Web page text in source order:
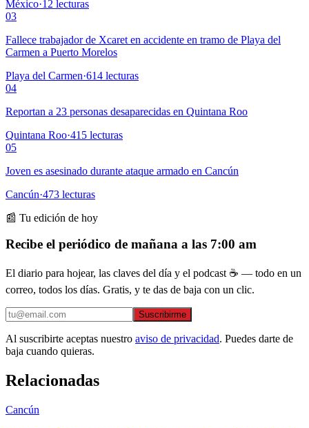
México·12 lecturas
03
Fallece trabajador de Xcaret en accidente en tramo de Playa del
Carmen a Puerto Morelos
Playa del Carmen·614 lecturas
04
Reportan a 23 personas desaparecidas en Quintana Roo
Quintana Roo·415 lecturas
05
Joven es asesinado durante ataque armado en Cancún
Cancún·473 lecturas
📰 Tu edición de hoy
Recibe el periódico de mañana a las 7:00 am
El diario para hojear, las claves del día y el podcast ☕ — todo en un
correo, todos los días. Gratis, y te das de baja con un clic.
Suscribirme
Al suscribirte aceptas nuestro aviso de privacidad. Puedes darte de
baja cuando quieras.
Relacionadas
Cancún